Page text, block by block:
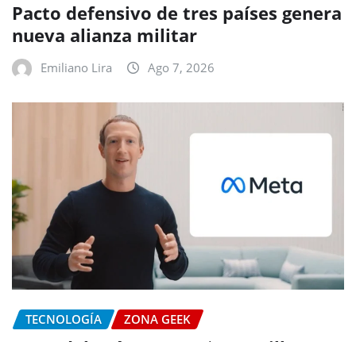
Pacto defensivo de tres países genera
nueva alianza militar
Emiliano Lira Ago 7, 2026
TECNOLOGÍA ZONA GEEK